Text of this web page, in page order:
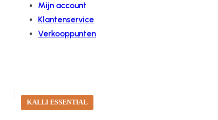
Mijn account
Klantenservice
Verkooppunten
KALLI ESSENTIAL